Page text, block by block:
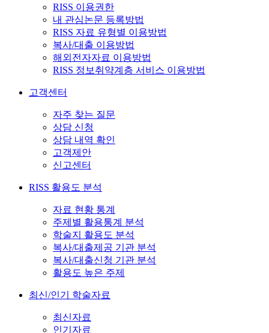
RISS 이용권한
내 관심논문 등록방법
RISS 자료 유형별 이용방법
복사/대출 이용방법
해외전자자료 이용방법
RISS 정보취약계층 서비스 이용방법
고객센터
자주 찾는 질문
상담 신청
상담 내역 확인
고객제안
신고센터
RISS 활용도 분석
자료 현황 통계
주제별 활용통계 분석
학술지 활용도 분석
복사/대출제공 기관 분석
복사/대출신청 기관 분석
활용도 높은 주제
최신/인기 학술자료
최신자료
인기자료